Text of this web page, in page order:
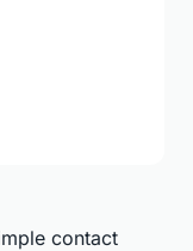
contact